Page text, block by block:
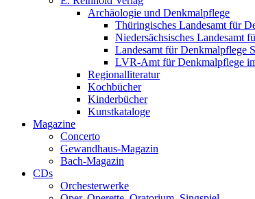
Archäologie und Denkmalpflege
Thüringisches Landesamt für
Niedersächsisches Landesamt
Landesamt für Denkmalpflege
LVR-Amt für Denkmalpflege
Regionalliteratur
Kochbücher
Kinderbücher
Kunstkataloge
Magazine
Concerto
Gewandhaus-Magazin
Bach-Magazin
CDs
Orchesterwerke